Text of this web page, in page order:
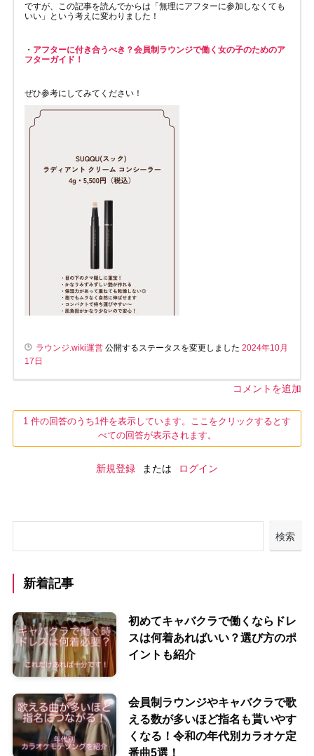
ですが、この記事を読んでからは「無理にアフターに参加しなくても
いい」という考えに変わりました！
・ アフターに付き合うべき？会員制ラウンジで働く女の子のためのア
フターガイド！
ぜひ参考にしてみてください！
ラウンジ.wiki運営公開するステータスを変更しました 2024年10月
17日
コメントを追加
1 件の回答のうち1件を表示しています。ここをクリックするとす
べての回答が表示されます。
新規登録 または ログイン
検索
新着記事
初めてキャバクラで働くならドレ
スは何着あればいい？選び方のポ
イントも紹介
会員制ラウンジやキャバクラで歌
える数が多いほど指名も貰いやす
くなる！令和の年代別カラオケ定
番曲5選！